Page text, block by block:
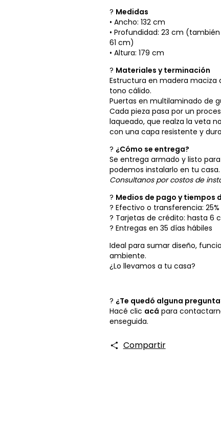
? Medidas
• Ancho: 132 cm
• Profundidad: 23 cm
61 cm)
• Altura: 179 cm
? Materiales y terminación
Estructura en madera maciza
tono cálido.
Puertas en multilaminado de
Cada pieza pasa por un
laqueado, que realza la veta
con una capa resistente y
? ¿Cómo se entrega?
Se entrega armado y listo
podemos instalarlo en tu casa.
Consultanos por costos de
? Medios de pago y tiempos
? Efectivo o transferencia:
? Tarjetas de crédito: hasta 6
? Entregas en 35 días hábiles
Ideal para sumar diseño,
ambiente.
¿Lo llevamos a tu casa?
? ¿Te quedó alguna
Hacé clic acá para
enseguida.
Compartir